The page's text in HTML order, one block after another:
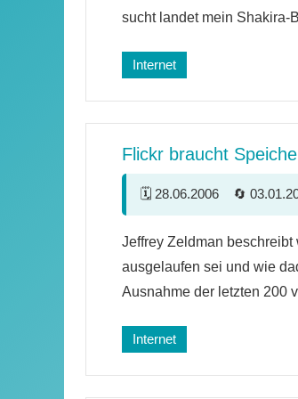
sucht landet mein Shakira-
Internet
Flickr braucht
28.06.2006
Kommentare
Jeffrey Zeldman
ausgelaufen sei und wie
Ausnahme der letzten 200
Internet